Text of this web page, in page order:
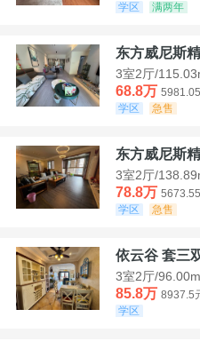
学区
满两年
东方威尼斯
3室2厅/
68.8万
学区
急售
东方威尼斯
3室2厅/
78.8万
学区
急售
依云谷 套三
3室2厅/
85.8万 8937.5
学区